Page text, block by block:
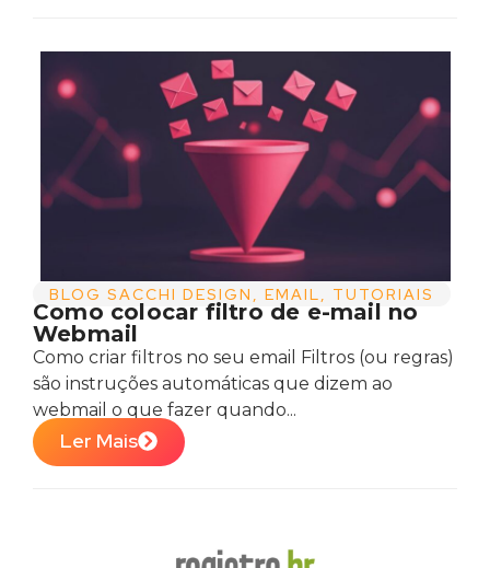
BLOG SACCHI DESIGN , EMAIL, TUTORIAIS
Como colocar filtro de e-mail no
Webmail
Como criar filtros no seu email Filtros (ou regras)
são instruções automáticas que dizem ao
webmail o que fazer quando...
Ler Mais